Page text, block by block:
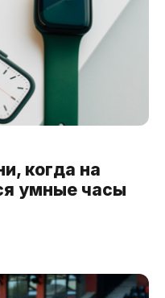
когда на
умные часы